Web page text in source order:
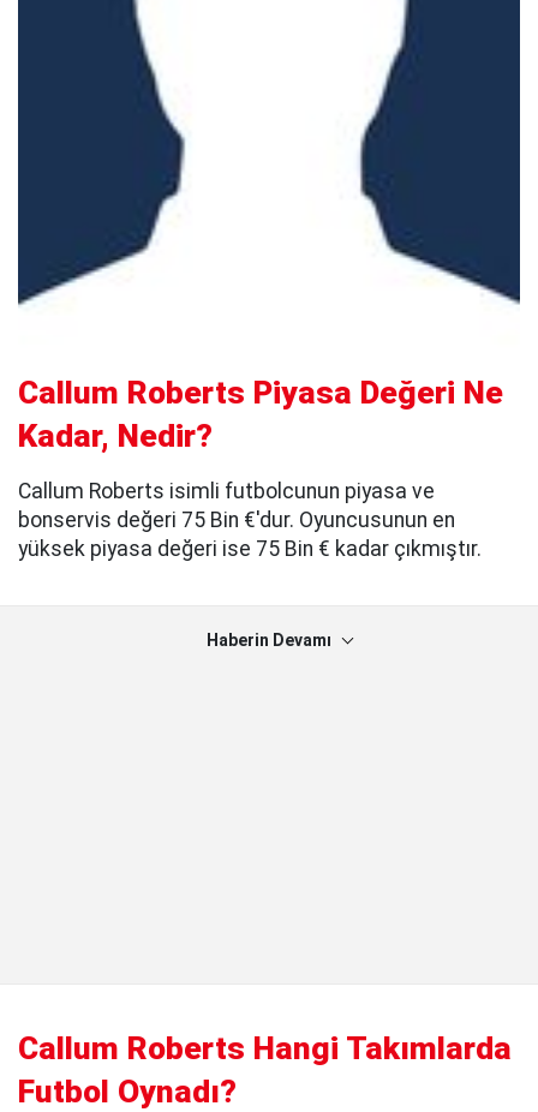
Callum Roberts Piyasa Değeri Ne
Kadar, Nedir?
Callum Roberts isimli futbolcunun piyasa ve
bonservis değeri 75 Bin €'dur. Oyuncusunun en
yüksek piyasa değeri ise 75 Bin € kadar çıkmıştır.
Haberin Devamı
Callum Roberts Hangi Takımlarda
Futbol Oynadı?